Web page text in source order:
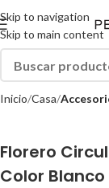
Skip to navigation
Skip to main content
Inicio Casa
Florero
Color Blanco